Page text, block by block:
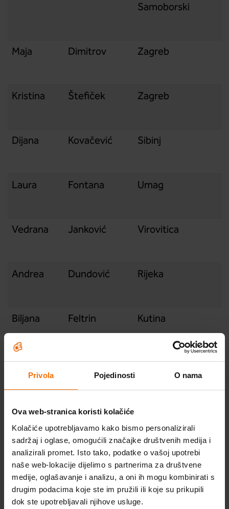
Privola Pojedinosti O nama
Ova web-stranica koristi kolačiće
Kolačiće upotrebljavamo kako bismo personalizirali
sadržaj i oglase, omogućili značajke društvenih medija i
analizirali promet. Isto tako, podatke o vašoj upotrebi
naše web-lokacije dijelimo s partnerima za društvene
medije, oglašavanje i analizu, a oni ih mogu kombinirati s
drugim podacima koje ste im pružili ili koje su prikupili
dok ste upotrebljavali njihove usluge.
Škola optimističnog roditeljstva
Probudi optimizam
Program za optimizam
Samoborski
Maja Dimitrov Zagreb
Kristina Štefiček Zagreb
Dijana Kovačević Sibinj
Laura Fontana Umag
Vedrana Janković Virovitica
Andrea Dundović Rijeka
Biljana Feltrin Kutina
Antea Malinović Novoselec
Marta Knezić
Slavica Blašković Viškovo
Marija Gega Vinkovci